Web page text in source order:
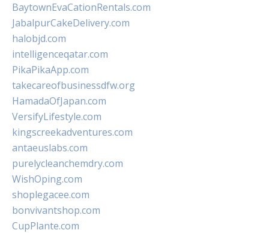
BaytownEvaCationRentals.com
JabalpurCakeDelivery.com
halobjd.com
intelligenceqatar.com
PikaPikaApp.com
takecareofbusinessdfw.org
HamadaOfJapan.com
VersifyLifestyle.com
kingscreekadventures.com
antaeuslabs.com
purelycleanchemdry.com
WishOping.com
shoplegacee.com
bonvivantshop.com
CupPlante.com